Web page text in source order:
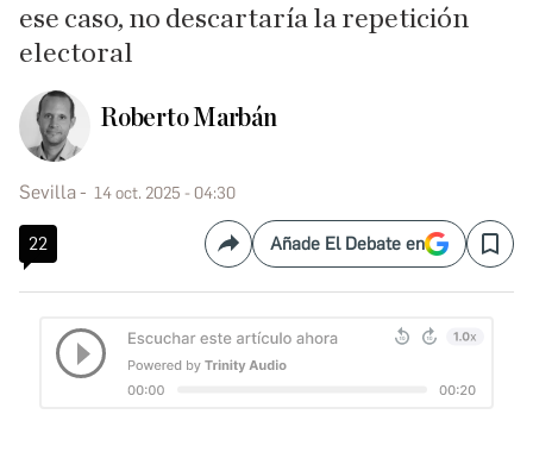
ese caso, no descartaría la repetición
electoral
Roberto Marbán
Sevilla 14 oct. 2025 - 04:30
22 CompartirAñade El Debate en Save